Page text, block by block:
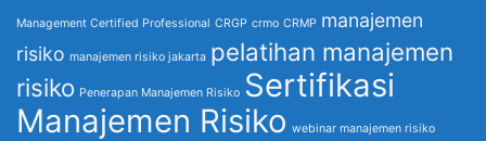
Management Certified Professional CRGP crmo CRMP manajemen
risiko manajemen risiko jakarta pelatihan manajemen
risiko Penerapan Manajemen Risiko Sertifikasi
Manajemen Risiko webinar manajemen risiko